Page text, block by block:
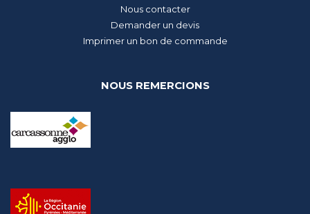
Nous contacter
Demander un devis
Imprimer un bon de commande
NOUS REMERCIONS